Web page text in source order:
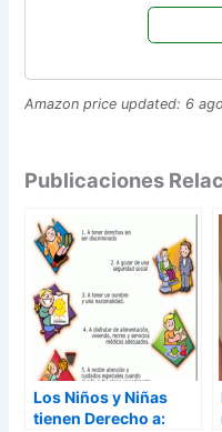
Amazon price updated: 6
Publicaciones
Los Niños y Niñas
tienen Derecho a: